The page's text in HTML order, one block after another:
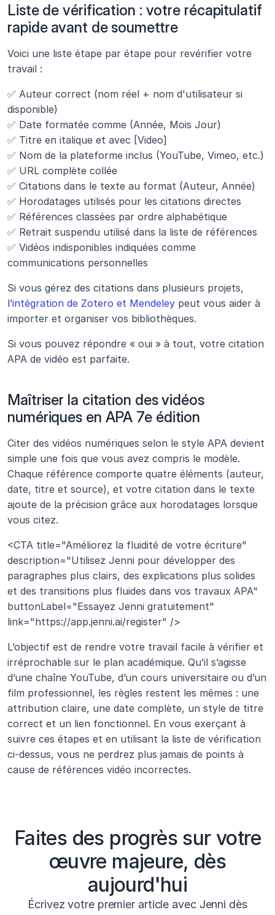
Liste de vérification : votre récapitulatif
rapide avant de soumettre
Voici une liste étape par étape pour revérifier votre
travail :
✅ Auteur correct (nom réel + nom d'utilisateur si
disponible)
✅ Date formatée comme (Année, Mois Jour)
✅ Titre en italique et avec [Video]
✅ Nom de la plateforme inclus (YouTube, Vimeo, etc.)
✅ URL complète collée
✅ Citations dans le texte au format (Auteur, Année)
✅ Horodatages utilisés pour les citations directes
✅ Références classées par ordre alphabétique
✅ Retrait suspendu utilisé dans la liste de références
✅ Vidéos indisponibles indiquées comme
communications personnelles
Si vous gérez des citations dans plusieurs projets,
l’intégration de Zotero et Mendeley peut vous aider à
importer et organiser vos bibliothèques.
Si vous pouvez répondre « oui » à tout, votre citation
APA de vidéo est parfaite.
Maîtriser la citation des vidéos
numériques en APA 7e édition
Citer des vidéos numériques selon le style APA devient
simple une fois que vous avez compris le modèle.
Chaque référence comporte quatre éléments (auteur,
date, titre et source), et votre citation dans le texte
ajoute de la précision grâce aux horodatages lorsque
vous citez.
<CTA title="Améliorez la fluidité de votre écriture"
description="Utilisez Jenni pour développer des
paragraphes plus clairs, des explications plus solides
et des transitions plus fluides dans vos travaux APA"
buttonLabel="Essayez Jenni gratuitement"
link="https://app.jenni.ai/register" />
L’objectif est de rendre votre travail facile à vérifier et
irréprochable sur le plan académique. Qu’il s’agisse
d’une chaîne YouTube, d’un cours universitaire ou d’un
film professionnel, les règles restent les mêmes : une
attribution claire, une date complète, un style de titre
correct et un lien fonctionnel. En vous exerçant à
suivre ces étapes et en utilisant la liste de vérification
ci-dessus, vous ne perdrez plus jamais de points à
cause de références vidéo incorrectes.
Faites des progrès sur votre
œuvre majeure, dès
aujourd'hui
Écrivez votre premier article avec Jenni dès